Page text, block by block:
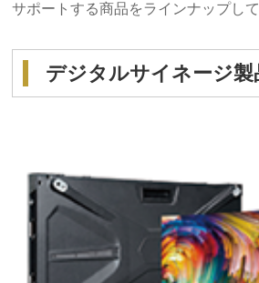
サポートする商品をラインナップして
デジタルサイネージ製